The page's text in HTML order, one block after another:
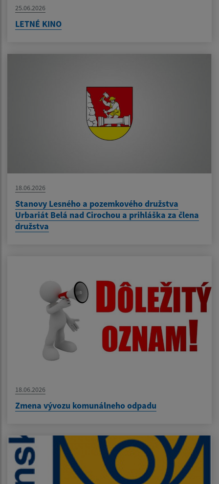
25.06.2026
LETNÉ KINO
18.06.2026
Stanovy Lesného a pozemkového družstva
Urbariát Belá nad Cirochou a prihláška za člena
družstva
18.06.2026
Zmena vývozu komunálneho odpadu